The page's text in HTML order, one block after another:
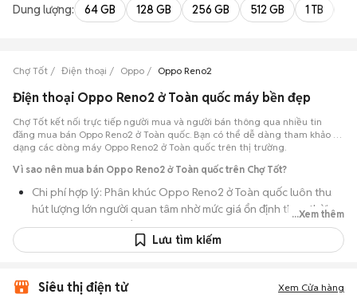
Dung lượng: 64 GB 128 GB 256 GB 512 GB 1 TB
Chợ Tốt Điện thoại Oppo Oppo Reno2
Điện thoại Oppo Reno2 ở Toàn quốc máy bền đẹp
Chợ Tốt kết nối trực tiếp người mua và người bán thông qua nhiều tin
đăng mua bán Oppo Reno2 ở Toàn quốc. Bạn có thể dễ dàng tham khảo đa
dạng các dòng máy Oppo Reno2 ở Toàn quốc trên thị trường.
Vì sao nên mua bán Oppo Reno2 ở Toàn quốc trên Chợ Tốt?
Chi phí hợp lý: Phân khúc Oppo Reno2 ở Toàn quốc luôn thu
hút lượng lớn người quan tâm nhờ mức giá ổn định theo thời
gian, phù hợp với số đông.
Nguồn cung dồi dào: Hàng loạt bài đăng Oppo Reno2 ở Toàn
tình trạng ngoại hình và lịch sử bảo hành.
...Xem thêm
Lưu tìm kiếm
Siêu thị điện tử Xem Cửa hàng